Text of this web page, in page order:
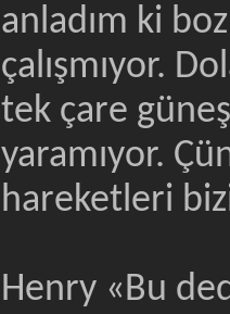
anladım ki
çalışmıyor.
tek çare
yaramıyor.
hareketleri
Henry «Bu